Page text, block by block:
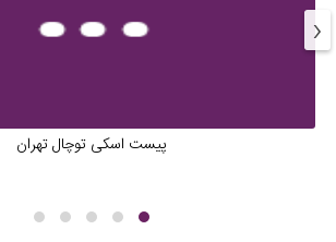
پیست اسکی توچال تهران
‹